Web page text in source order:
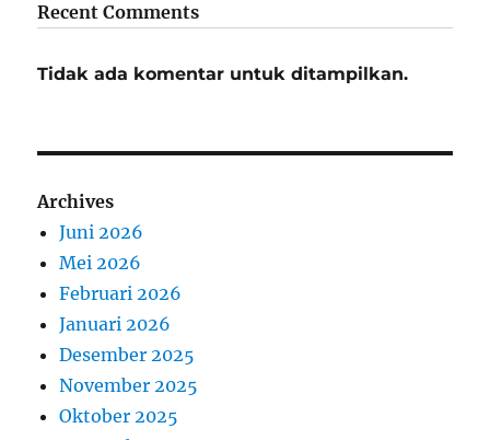
Recent Comments
Tidak ada komentar untuk ditampilkan.
Archives
Juni 2026
Mei 2026
Februari 2026
Januari 2026
Desember 2025
November 2025
Oktober 2025